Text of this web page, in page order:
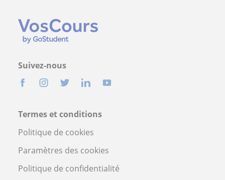
Suivez-nous
Termes et conditions
Politique de cookies
Paramètres des cookies
Politique de confidentialité